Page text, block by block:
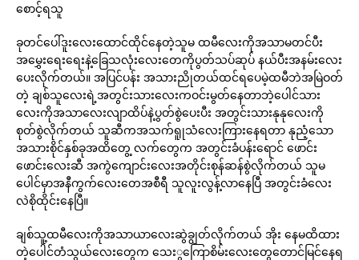
စောင့်ရသူ
ခုတင်ပေါ်ဒူးလေးထောင်ထိုင်နေတဲ့သူမ ထမီလေးကိုအသာမတင်ပီး
အမွှေးရေးရေးနဲ့ခြေသလုံးလေးတေကိုပွတ်သပ်ဆုပ် နယ်ပီးအနမ်းလေး
ပေးလိုက်တယ်။ အပြင်ပန်း အသားညိုတယ်ထင်ရပေမဲ့ထမီဘဲအမြဲဝတ်
တဲ့ ချစ်သူလေးရဲ့အတွင်းသားလေးကဝင်းမွတ်နေတာဘဲ့ပေါင်သား
လေးကိုအသာလေးလျာထိပ်နဲ့ပွတ်စွဲပေးပီး အတွင်းသားနုနုလေးကို
စုတ်စွဲလိုက်တယ် သူဆီကအသက်ရူုသံလေးကြားနေရတာ နုညံ့သော
အသားစိုင်နှစ်ခုအထိတွေ့ လက်တွေက အတွင်းခံပန်းရောင် ဖောင်း
ဖောင်းလေးဆီ အကွဲကျောင်းလေးအတိုင်းစုန်ဆန်စွဲလိုက်တယ် သူမ
ပေါင်မှာအနီကွက်လေးတေအစီရီ သူလူးလွန့်လာနေပြီ အတွင်းခံလေး
လဲစိုထိုင်းနေပြီ။
ချစ်သူ့ထမီလေးကိုအသာယာလေးဆွဲချွတ်လိုက်တယ် အိုး နေမထိထား
တဲ့ပေါင်တံသွယ်လေးတွေက သေးွကြောစိမ်းလေးတွေတောင်မြင်နေရ